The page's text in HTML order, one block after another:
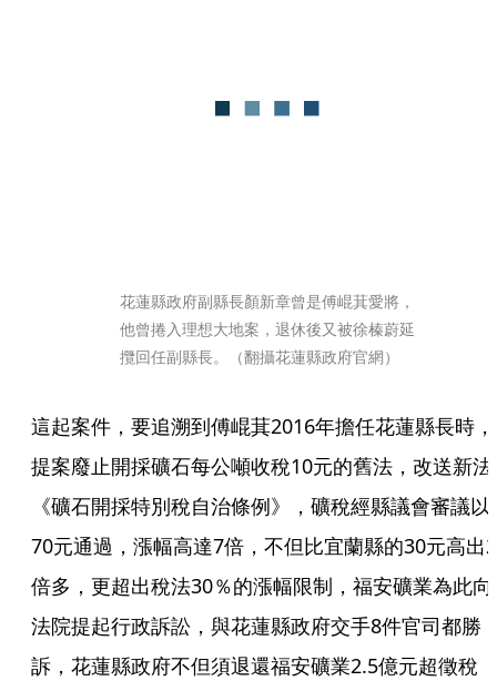
花蓮縣政府副縣長顏新章曾是傅崐萁愛將，
他曾捲入理想大地案，退休後又被徐榛蔚延
攬回任副縣長。（翻攝花蓮縣政府官網）
這起案件，要追溯到傅崐萁2016年擔任花蓮縣長時，
提案廢止開採礦石每公噸收稅10元的舊法，改送新法
《礦石開採特別稅自治條例》，礦稅經縣議會審議以
70元通過，漲幅高達7倍，不但比宜蘭縣的30元高出2
倍多，更超出稅法30％的漲幅限制，福安礦業為此向
法院提起行政訴訟，與花蓮縣政府交手8件官司都勝
訴，花蓮縣政府不但須退還福安礦業2.5億元超徵稅